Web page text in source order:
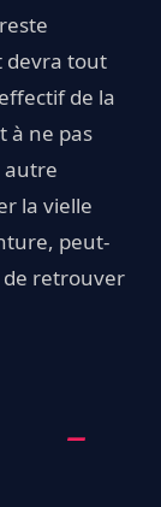
devra tout
de la
à ne pas
autre
la vielle
peut-
retrouver